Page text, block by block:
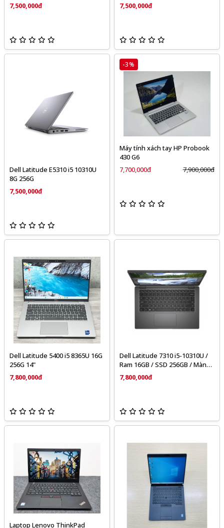
7,500,000đ
7,500,000đ
Dell Latitude E5310 i5 10310U
8G 256G
7,500,000đ
-3%
Máy tính xách tay HP Probook
430 G6
7,700,000đ
7,900,000đ
Dell Latitude 5400 i5 8365U 16G
256G 14"
7,800,000đ
Dell Latitude 7310 i5-10310U /
Ram 16GB / SSD 256GB / Màn
13.3″ FullHD
7,800,000đ
Laptop Lenovo ThinkPad